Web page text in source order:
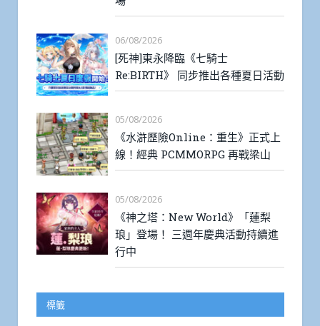
06/08/2026
[死神]東永降臨《七騎士
Re:BIRTH》 同步推出各種夏日活動
05/08/2026
《水滸歷險Online：重生》正式上
線！經典 PCMMORPG 再戰梁山
05/08/2026
《神之塔：New World》「蓮梨
琅」登場！ 三週年慶典活動持續進
行中
標籤